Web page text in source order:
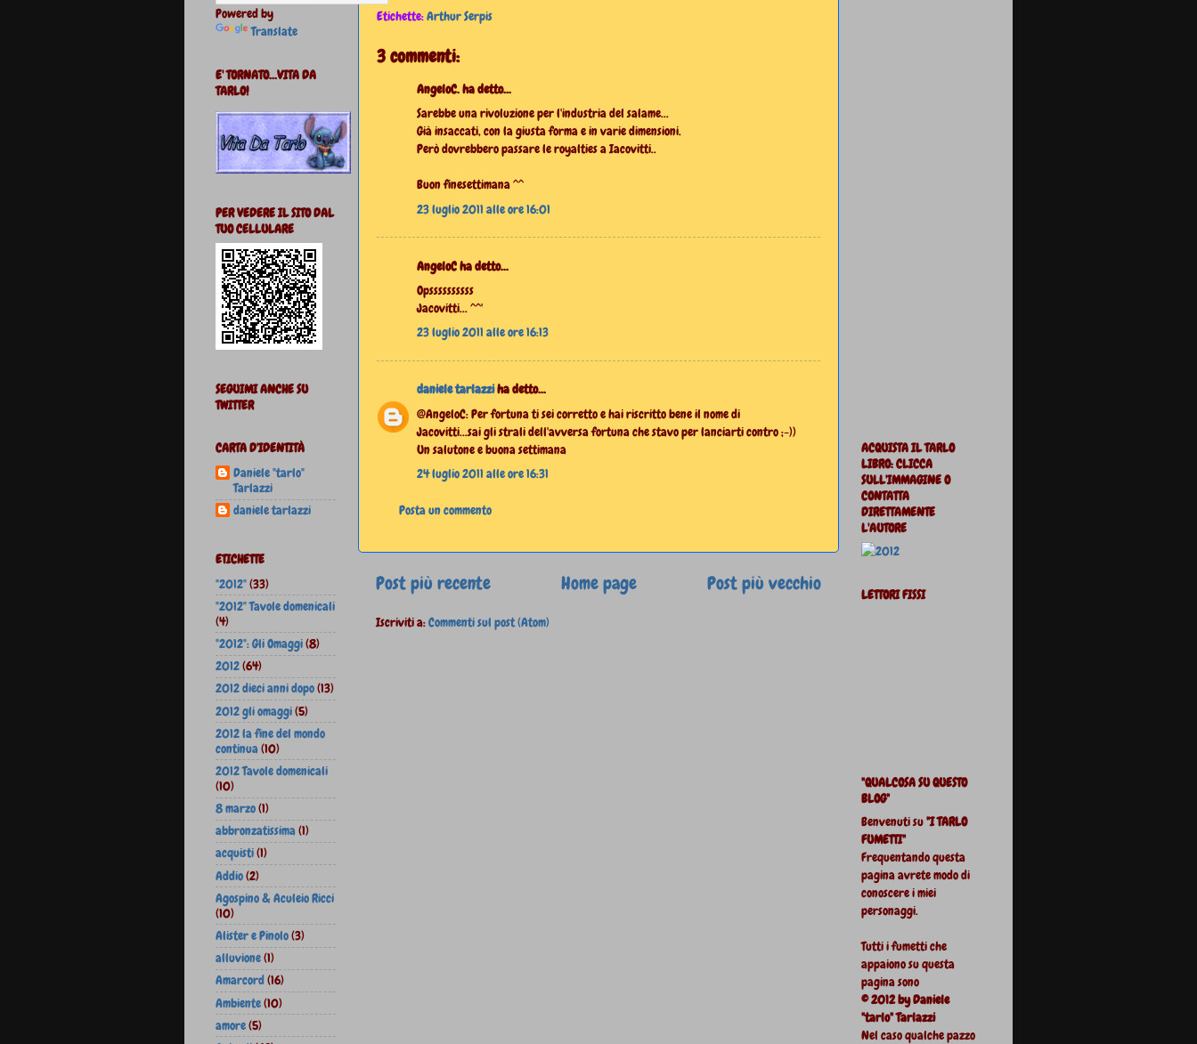
Etichette:Arthur Serpis
3 commenti:
AngeloC. ha detto...
Sarebbe una rivoluzione per l'industria del salame...
Già insaccati, con la giusta forma e in varie dimensioni.
Però dovrebbero passare le royalties a Iacovitti..
Buon finesettimana ^^
23 luglio 2011 alle ore 16:01
AngeloC ha detto...
Opssssssssss
Jacovitti... ^^'
23 luglio 2011 alle ore 16:13
daniele tarlazziha detto...
@AngeloC: Per fortuna ti sei corretto e hai riscritto bene il nome di
Jacovitti...sai gli strali dell'avversa fortuna che stavo per lanciarti contro ;-))
Un salutone e buona settimana
24 luglio 2011 alle ore 16:31
Posta un commento
Post più recente Post più vecchio
Home page
Iscriviti a:Commenti sul post (Atom)
Powered by
Translate
E' TORNATO...VITA DA
TARLO!
PER VEDERE IL SITO DAL
TUO CELLULARE
SEGUIMI ANCHE SU
TWITTER
CARTA D'IDENTITÀ
Daniele "tarlo"
Tarlazzi
daniele tarlazzi
ETICHETTE
"2012"(33)
"2012" Tavole domenicali
(4)
"2012": Gli Omaggi(8)
2012(64)
2012 dieci anni dopo(13)
2012 gli omaggi(5)
2012 la fine del mondo
continua(10)
2012 Tavole domenicali
(10)
8 marzo(1)
abbronzatissima(1)
acquisti(1)
Addio(2)
Agospino & Aculeio Ricci
(10)
Alister e Pinolo(3)
alluvione(1)
Amarcord(16)
Ambiente(10)
amore(5)
ACQUISTA IL TARLO
LIBRO: CLICCA
SULL'IMMAGINE O
CONTATTA
DIRETTAMENTE
L'AUTORE
LETTORI FISSI
"QUALCOSA SU QUESTO
BLOG"
Benvenuti su"I TARLO
FUMETTI"
Frequentando questa
pagina avrete modo di
conoscere i miei
personaggi.
Tutti i fumetti che
appaiono su questa
pagina sono
© 2012 by Daniele
"tarlo" Tarlazzi
Nel caso qualche pazzo